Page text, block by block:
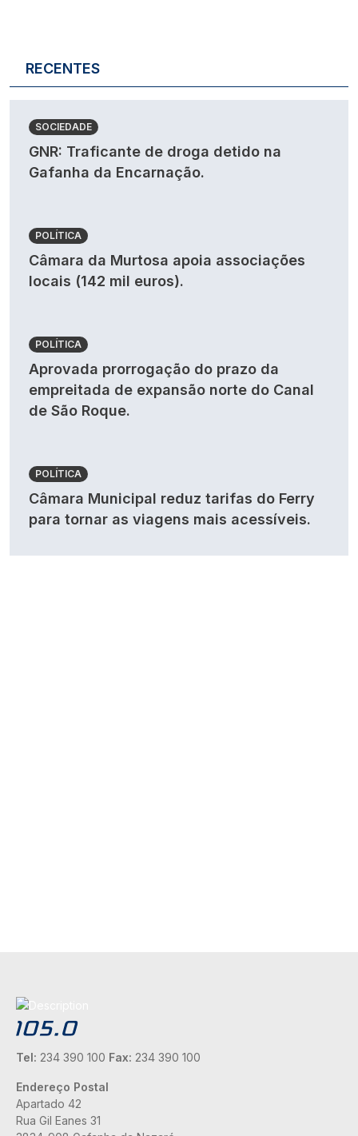
RECENTES
SOCIEDADE
GNR: Traficante de droga detido na
Gafanha da Encarnação.
POLÍTICA
Câmara da Murtosa apoia associações
locais (142 mil euros).
POLÍTICA
Aprovada prorrogação do prazo da
empreitada de expansão norte do Canal
de São Roque.
POLÍTICA
Câmara Municipal reduz tarifas do Ferry
para tornar as viagens mais acessíveis.
Tel: 234 390 100 Fax: 234 390 100
Endereço Postal
Apartado 42
Rua Gil Eanes 31